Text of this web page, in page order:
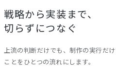
戦略から実装まで、
切らずにつなぐ
上流の判断だけでも、制作の実行だ
ことをひとつの流れにします。